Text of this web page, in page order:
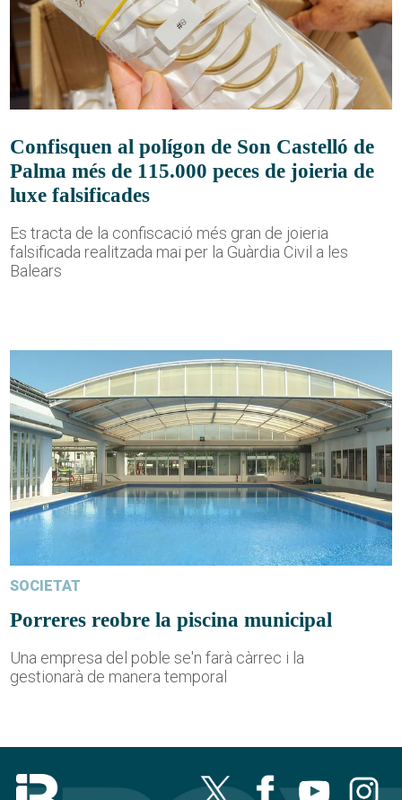
Confisquen al polígon de Son Castelló de
Palma més de 115.000 peces de joieria de
luxe falsificades
Es tracta de la confiscació més gran de joieria
falsificada realitzada mai per la Guàrdia Civil a les
Balears
SOCIETAT
Porreres reobre la piscina municipal
Una empresa del poble se'n farà càrrec i la
gestionarà de manera temporal